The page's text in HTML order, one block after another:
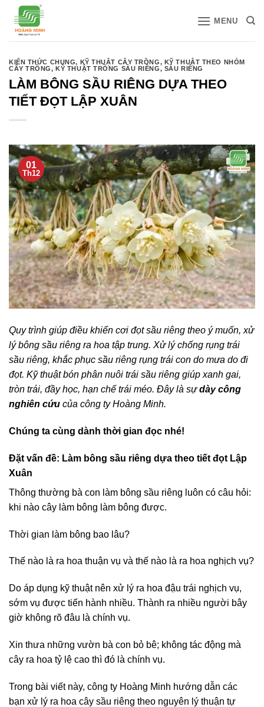
qua
MENU
KIẾN THỨC CHUNG, KỸ THUẬT CÂY TRỒNG, KỸ THUẬT THEO NHÓM
CÂY TRỒNG,KỸ THUẬT TRỒNG SẦU RIÊNG, SẦU RIÊNG
LÀM BÔNG SẦU RIÊNG DỰA THEO
TIẾT ĐỌT LẬP XUÂN
01
Th12
Quy trình giúp điều khiển cơi đọt sầu riêng theo ý muốn, xử
lý bông sầu riêng ra hoa tập trung. Xử lý chống rụng trái
sầu riêng, khắc phục sầu riêng rụng trái con do mưa do đi
đọt. Kỹ thuật bón phân nuôi trái sầu riêng giúp xanh gai,
tròn trái, đầy học, hạn chế trái méo. Đây là sựdày công
nghiên cứu của công ty Hoàng Minh.
Chúng ta cùng dành thời gian đọc nhé!
Đặt vấn đề: Làm bông sầu riêng dựa theo tiết đọt Lập
Xuân
Thông thường bà con làm bông sầu riêng luôn có câu hỏi:
khi nào cây làm bông làm bông được.
Thời gian làm bông bao lâu?
Thế nào là ra hoa thuận vụ và thế nào là ra hoa nghịch vụ?
Do áp dụng kỹ thuật nên xử lý ra hoa đậu trái nghịch vụ,
sớm vụ được tiến hành nhiều. Thành ra nhiều người bây
giờ không rõ đâu là chính vụ.
Xin thưa những vườn bà con bỏ bê; không tác động mà
cây ra hoa tỷ lệ cao thì đó là chính vụ.
Trong bài viết này, công ty Hoàng Minh hướng dẫn các
bạn xử lý ra hoa cây sầu riêng theo nguyên lý thuận tự